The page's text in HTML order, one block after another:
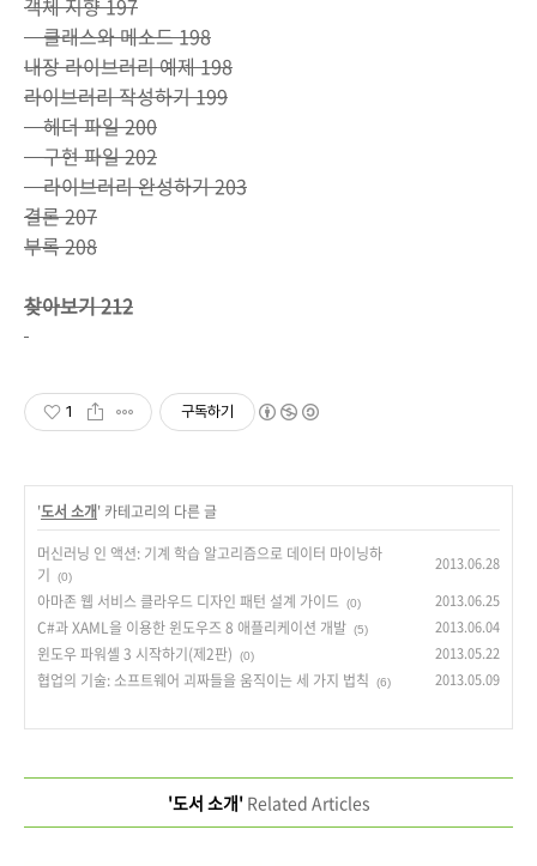
객체 지향 197
클래스와 메소드 198
내장 라이브러리 예제 198
라이브러리 작성하기 199
헤더 파일 200
구현 파일 202
라이브러리 완성하기 203
결론 207
부록 208
찾아보기 212
1 구독하기
'도서 소개' 카테고리의 다른 글
머신러닝 인 액션: 기계 학습 알고리즘으로 데이터 마이닝하
기
(0)
2013.06.28
아마존 웹 서비스 클라우드 디자인 패턴 설계 가이드 (0) 2013.06.25
C#과 XAML을 이용한 윈도우즈 8 애플리케이션 개발 (5) 2013.06.04
윈도우 파워셸 3 시작하기(제2판) (0) 2013.05.22
협업의 기술: 소프트웨어 괴짜들을 움직이는 세 가지 법칙 (6) 2013.05.09
'도서 소개'Related Articles